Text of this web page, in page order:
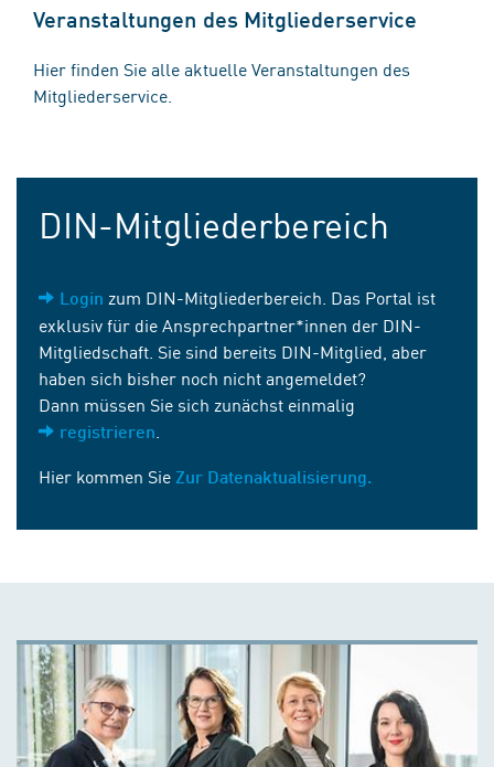
Veranstaltungen des Mitgliederservice
Hier finden Sie alle aktuelle Veranstaltungen des
Mitgliederservice.
DIN-Mitgliederbereich
Login zum DIN-Mitgliederbereich. Das Portal ist
exklusiv für die Ansprechpartner*innen der DIN-
Mitgliedschaft. Sie sind bereits DIN-Mitglied, aber
haben sich bisher noch nicht angemeldet?
Dann müssen Sie sich zunächst einmalig
registrieren
Hier kommen Sie Zur Datenaktualisierung.